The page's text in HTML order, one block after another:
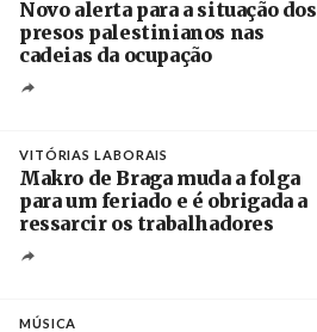
Novo alerta para a situação dos
presos palestinianos nas
cadeias da ocupação
VITÓRIAS LABORAIS
Makro de Braga muda a folga
para um feriado e é obrigada a
ressarcir os trabalhadores
MÚSICA